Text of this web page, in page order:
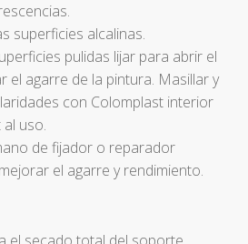
superficies alcalinas.
pulidas lijar para abrir el
el agarre de la pintura. Masillar y
con Colomplast interior
uso.
de fijador o reparador
el agarre y rendimiento.